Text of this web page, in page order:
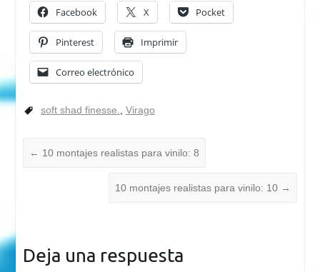
Facebook X Pocket
Pinterest Imprimir
Correo electrónico
soft shad finesse. Virago
← 10 montajes realistas para vinilo: 8
10 montajes realistas para vinilo: 10 →
Deja una respuesta